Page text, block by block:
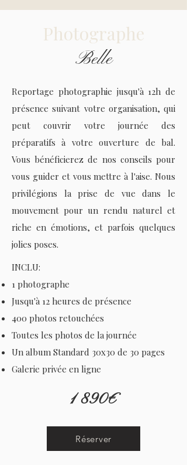
Photographe
Belle
Reportage photographie jusqu'à 12h de
présence suivant votre organisation, qui
peut couvrir votre journée des
préparatifs à votre ouverture de bal.
Vous bénéficierez de nos conseils pour
vous guider et vous mettre à l'aise. Nous
privilégions la prise de vue dans le
mouvement pour un rendu naturel et
riche en émotions, et parfois quelques
jolies poses.
INCLU:
1 photographe
Jusqu'à 12 heures de présence
400 photos retouchées
Toutes les photos de la journée
Un album Standard 30x30 de 30 pages
Galerie privée en ligne
1 890€
Réserver